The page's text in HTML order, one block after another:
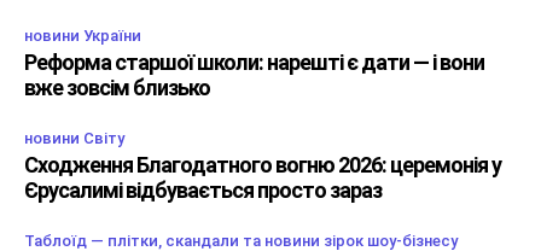
новини України
Реформа старшої школи: нарешті є дати — і вони
вже зовсім близько
новини Світу
Сходження Благодатного вогню 2026: церемонія у
Єрусалимі відбувається просто зараз
Таблоїд — плітки, скандали та новини зірок шоу-бізнесу